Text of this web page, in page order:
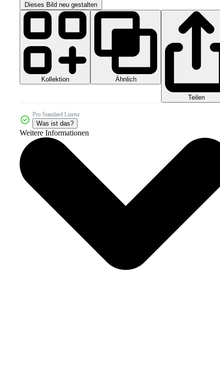
Dieses Bild neu gestalten
Kollektion Ähnlich
Teilen
Pro Standard Lizenz
Was ist das?
Weitere Informationen